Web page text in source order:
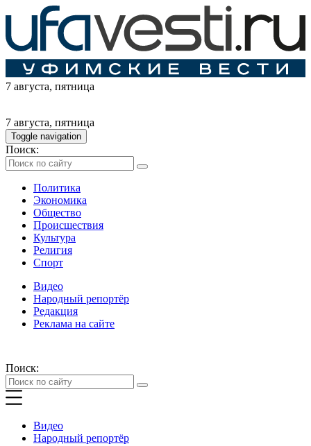
7 августа, пятница
7 августа, пятница
Toggle navigation
Поиск:
Политика
Экономика
Общество
Происшествия
Культура
Религия
Спорт
Видео
Народный репортёр
Редакция
Реклама на сайте
Поиск:
Видео
Народный репортёр